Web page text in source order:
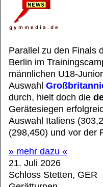
Parallel zu den Finals
Berlin im
männlichen U18-
Auswahl
durch, hielt doch die
Gerätesiegen
Auswahl Italiens
(298,450) und vor der
» mehr dazu «
21. Juli 2026
Schloss Stetten, GER